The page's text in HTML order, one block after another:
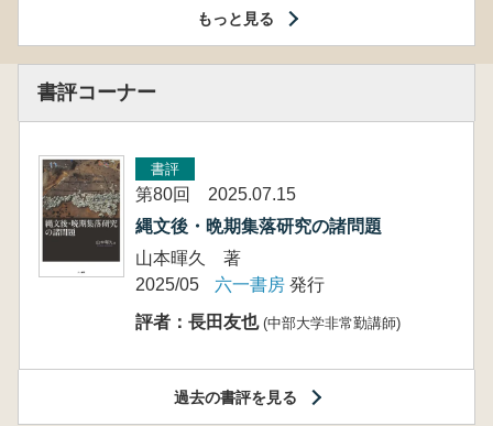
もっと見る
書評コーナー
書評
第80回 2025.07.15
縄文後・晩期集落研究の諸問題
山本暉久 著
2025/05
六一書房 発行
評者：長田友也 (中部大学非常勤講師)
過去の書評を見る